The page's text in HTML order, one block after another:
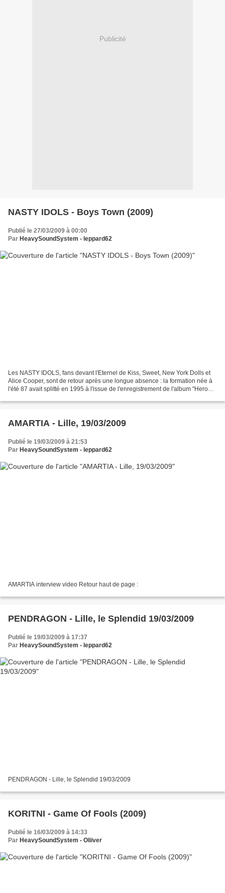
Publicité
NASTY IDOLS - Boys Town (2009)
Publié le 27/03/2009 à 00:00
Par HeavySoundSystem - leppard62
Les NASTY IDOLS, fans devant l'Eternel de Kiss, Sweet, New York Dolls et
Alice Cooper, sont de retour après une longue absence : la formation née à
l'été 87 avait splitté en 1995 à l'issue de l'enregistrement de l'album "Heroes
AMARTIA - Lille, 19/03/2009
Publié le 19/03/2009 à 21:53
Par HeavySoundSystem - leppard62
AMARTIA interview video Retour haut de page :
PENDRAGON - Lille, le Splendid 19/03/2009
Publié le 19/03/2009 à 17:37
Par HeavySoundSystem - leppard62
PENDRAGON - Lille, le Splendid 19/03/2009
KORITNI - Game Of Fools (2009)
Publié le 16/03/2009 à 14:33
Par HeavySoundSystem - Oliiver